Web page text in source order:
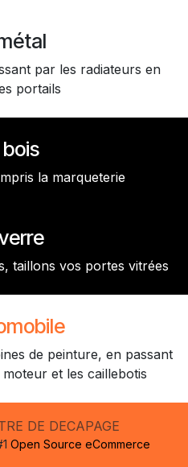
par les radiateurs en
portails
la marqueterie
taillons vos portes vitrées
de peinture, en passant
et les caillebotis
DE DECAPAGE
Open Source eCommerce